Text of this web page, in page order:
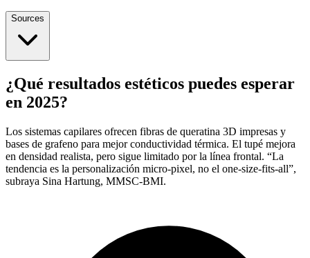
Sources
¿Qué resultados estéticos puedes esperar
en 2025?
Los sistemas capilares ofrecen fibras de queratina 3D impresas y
bases de grafeno para mejor conductividad térmica. El tupé mejora
en densidad realista, pero sigue limitado por la línea frontal. “La
tendencia es la personalización micro-pixel, no el one-size-fits-all”,
subraya Sina Hartung, MMSC-BMI.